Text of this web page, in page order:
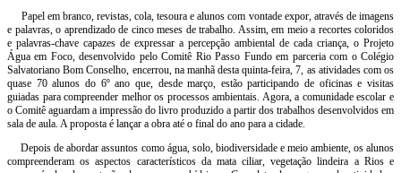
Papel em branco, revistas, cola, tesoura e alunos com vontade expor, através de imagens
e palavras, o aprendizado de cinco meses de trabalho. Assim, em meio a recortes coloridos
e palavras-chave capazes de expressar a percepção ambiental de cada criança, o Projeto
Água em Foco, desenvolvido pelo Comitê Rio Passo Fundo em parceria com o Colégio
Salvatoriano Bom Conselho, encerrou, na manhã desta quinta-feira, 7, as atividades com os
quase 70 alunos do 6º ano que, desde março, estão participando de oficinas e visitas
guiadas para compreender melhor os processos ambientais. Agora, a comunidade escolar e
o Comitê aguardam a impressão do livro produzido a partir dos trabalhos desenvolvidos em
sala de aula. A proposta é lançar a obra até o final do ano para a cidade.
Depois de abordar assuntos como água, solo, biodiversidade e meio ambiente, os alunos
compreenderam os aspectos característicos da mata ciliar, vegetação lindeira a Rios e